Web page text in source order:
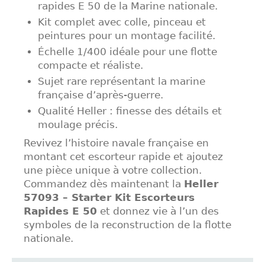
rapides E 50 de la Marine nationale.
Kit complet avec colle, pinceau et
peintures pour un montage facilité.
Échelle 1/400 idéale pour une flotte
compacte et réaliste.
Sujet rare représentant la marine
française d’après-guerre.
Qualité Heller : finesse des détails et
moulage précis.
Revivez l’histoire navale française en
montant cet escorteur rapide et ajoutez
une pièce unique à votre collection.
Commandez dès maintenant la Heller
57093 – Starter Kit Escorteurs
Rapides E 50 et donnez vie à l’un des
symboles de la reconstruction de la flotte
nationale.